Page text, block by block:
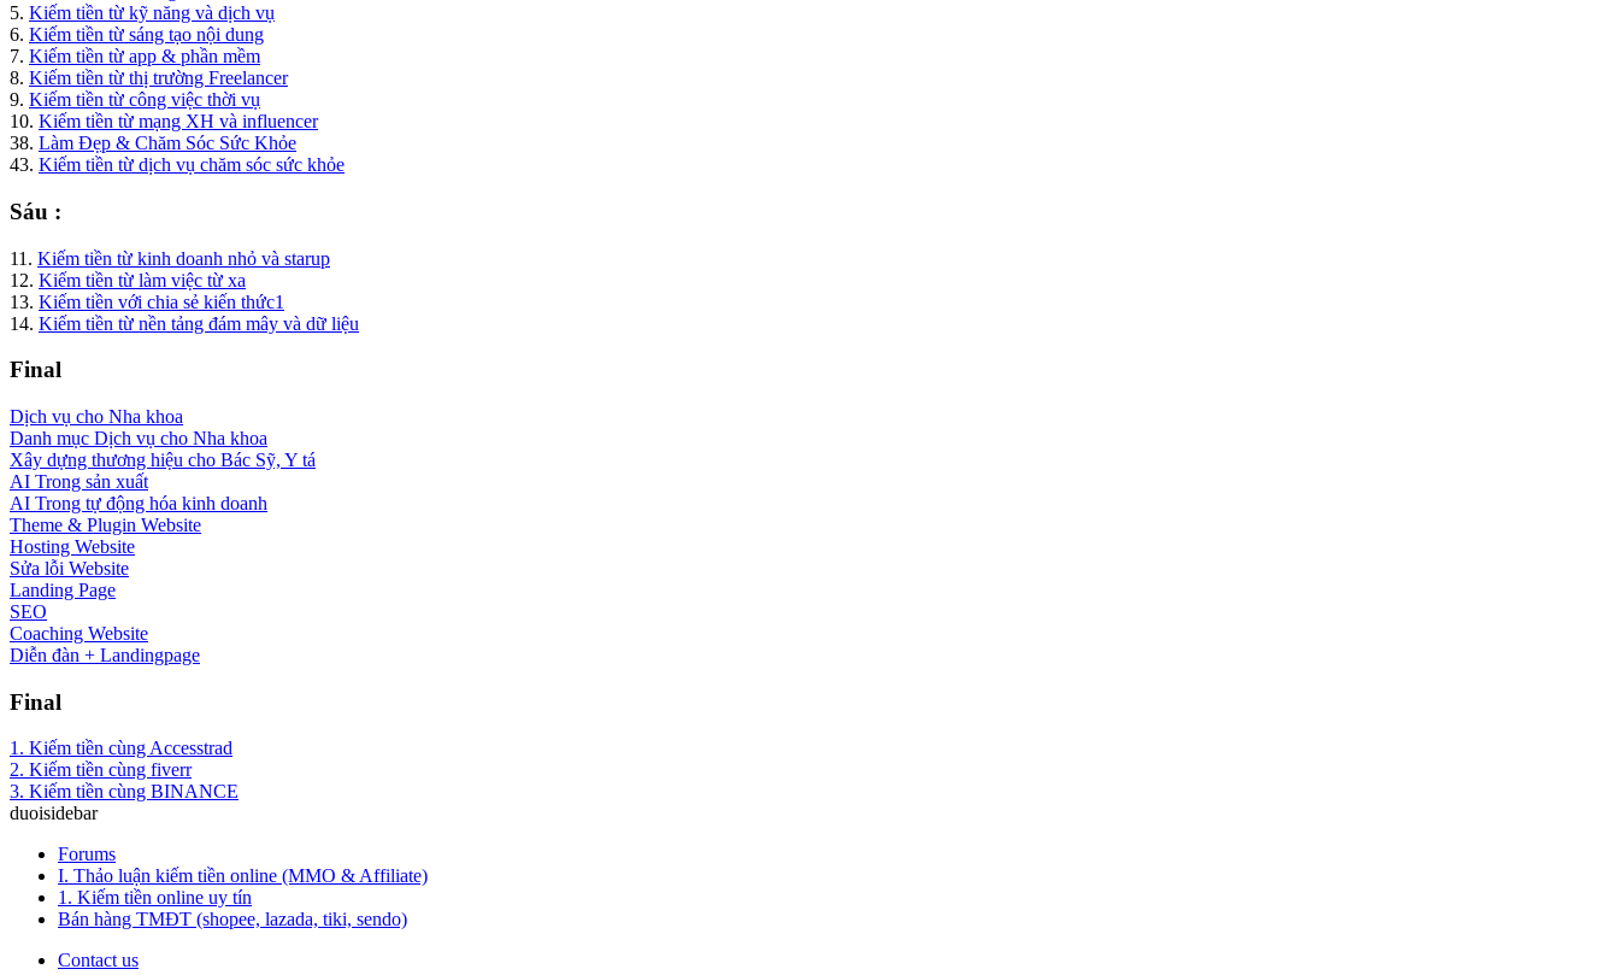
5. Kiếm tiền từ kỹ năng và dịch vụ
6. Kiếm tiền từ sáng tạo nội dung
7. Kiếm tiền từ app & phần mềm
8. Kiếm tiền từ thị trường Freelancer
9. Kiếm tiền từ công việc thời vụ
10. Kiếm tiền từ mạng XH và influencer
38. Làm Đẹp & Chăm Sóc Sức Khỏe
43. Kiếm tiền từ dịch vụ chăm sóc sức khỏe
Sáu :
11. Kiếm tiền từ kinh doanh nhỏ và starup
12. Kiếm tiền từ làm việc từ xa
13. Kiếm tiền với chia sẻ kiến thức1
14. Kiếm tiền từ nền tảng đám mây và dữ liệu
Final
Dịch vụ cho Nha khoa
Danh mục Dịch vụ cho Nha khoa
Xây dựng thương hiệu cho Bác Sỹ, Y tá
AI Trong sản xuất
AI Trong tự động hóa kinh doanh
Theme & Plugin Website
Hosting Website
Sửa lỗi Website
Landing Page
SEO
Coaching Website
Diễn đàn + Landingpage
Final
1. Kiếm tiền cùng Accesstrad
2. Kiếm tiền cùng fiverr
3. Kiếm tiền cùng BINANCE
duoisidebar
Forums
I. Thảo luận kiếm tiền online (MMO & Affiliate)
1. Kiếm tiền online uy tín
Bán hàng TMĐT (shopee, lazada, tiki, sendo)
Contact us